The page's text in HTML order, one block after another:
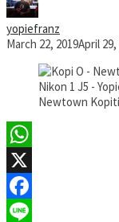
yopiefranz
March 22, 2019April 29,
Newtown
WhatsApp
X
Facebook